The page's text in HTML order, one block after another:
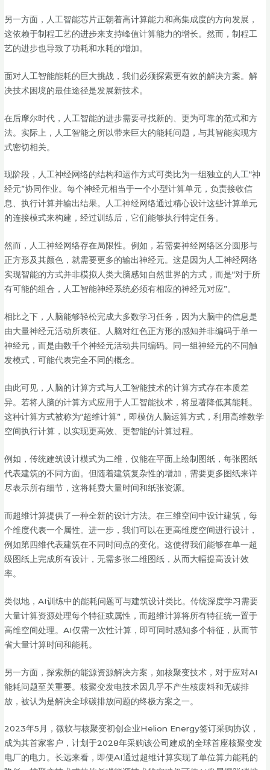
另一方面，人工智能芯片正朝着高计算能力和高集成度的方向发展，
这依赖于制程工艺的进步来支持峰值计算能力的增长。然而，制程工
艺的进步也导致了功耗和水耗的增加。
面对人工智能能耗的巨大挑战，我们必须探索更有效的解决方案。解
决技术困境的最佳途径是发展新技术。
在后摩尔时代，人工智能的进步需要寻找新的、更为可靠的范式和方
法。实际上，人工智能之所以带来巨大的能耗问题，与其智能实现方
式密切相关。
现阶段，人工神经网络的结构和运作方式可类比为一组独立的人工“神
经元”协同作业。每个神经元相当于一个小型计算单元，负责接收信
息、执行计算并输出结果。人工神经网络通过精心设计这些计算单元
的连接模式来构建，经过训练后，它们能够执行特定任务。
然而，人工神经网络存在局限性。例如，若需要神经网络区分圆形与
正方形及其颜色，就需要更多的输出神经元。这是因为人工神经网络
实现智能的方式并非模拟人类大脑感知自然世界的方式，而是“对于所
有可能的组合，人工智能神经系统必须有相应的神经元对应”。
相比之下，人脑能够轻松完成大多数学习任务，因为大脑中的信息是
由大量神经元活动所表征。人脑对红色正方形的感知并非编码于单一
神经元，而是由数千个神经元活动共同编码。同一组神经元的不同触
发模式，可能代表完全不同的概念。
由此可见，人脑的计算方式与人工智能技术的计算方式存在本质差
异。若将人脑的计算方式应用于人工智能技术，将显著降低其能耗。
这种计算方式被称为“超维计算”，即模仿人脑运算方式，利用高维数学
空间执行计算，以实现更高效、更智能的计算过程。
例如，传统建筑设计模式为二维，仅能在平面上绘制图纸，每张图纸
代表建筑的不同方面。但随着建筑复杂性的增加，需要更多图纸来详
尽表示所有细节，这将耗费大量时间和纸张资源。
而超维计算提供了一种全新的设计方法。在三维空间中设计建筑，每
个维度代表一个属性。进一步，我们可以在更高维度空间进行设计，
例如第四维代表建筑在不同时间点的变化。这使得我们能够在单一超
级图纸上完成所有设计，无需多张二维图纸，从而大幅提高设计效
率。
类似地，AI训练中的能耗问题可与建筑设计类比。传统深度学习需要
大量计算资源处理每个特征或属性，而超维计算将所有特征统一置于
高维空间处理。AI仅需一次性计算，即可同时感知多个特征，从而节
省大量计算时间和能耗。
另一方面，探索新的能源资源解决方案，如核聚变技术，对于应对AI
能耗问题至关重要。核聚变发电技术因几乎不产生核废料和无碳排
放，被认为是解决全球碳排放问题的终极方案之一。
2023年5月，微软与核聚变初创企业Helion Energy签订采购协议，
成为其首家客户，计划于2028年采购该公司建成的全球首座核聚变发
电厂的电力。长远来看，即便AI通过超维计算实现了单位算力能耗的